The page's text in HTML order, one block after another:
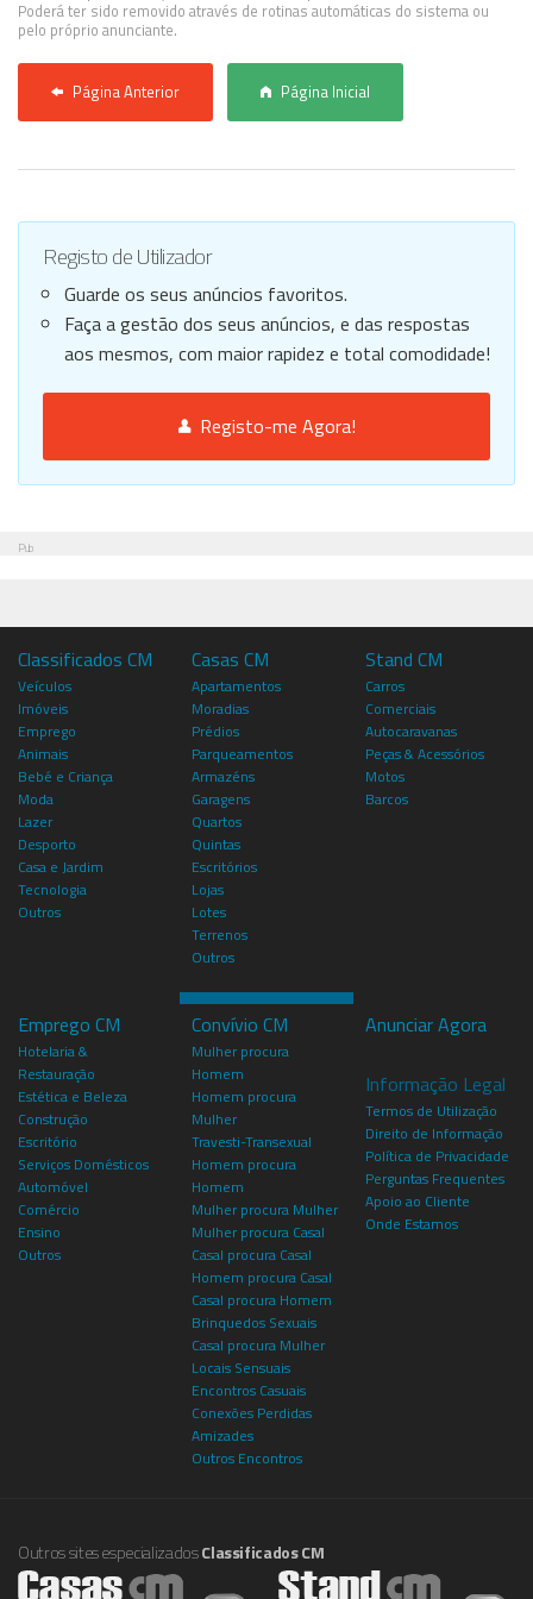
Poderá ter sido removido através de rotinas automáticas do sistema ou
pelo próprio anunciante.
Página Anterior Página Inicial
Registo de Utilizador
Guarde os seus anúncios favoritos.
Faça a gestão dos seus anúncios, e das respostas
aos mesmos, com maior rapidez e total comodidade!
Registo-me Agora!
Pub
Classificados CM
Veículos
Imóveis
Emprego
Animais
Bebé e Criança
Moda
Lazer
Desporto
Casa e Jardim
Tecnologia
Outros
Casas CM
Apartamentos
Moradias
Prédios
Parqueamentos
Armazéns
Garagens
Quartos
Quintas
Escritórios
Lojas
Lotes
Terrenos
Outros
Stand CM
Carros
Comerciais
Autocaravanas
Peças & Acessórios
Motos
Barcos
Emprego CM
Hotelaria &
Restauração
Estética e Beleza
Construção
Escritório
Serviços Domésticos
Automóvel
Comércio
Ensino
Outros
Convívio CM
Mulher procura
Homem
Homem procura
Mulher
Travesti-Transexual
Homem procura
Homem
Mulher procura Mulher
Mulher procura Casal
Casal procura Casal
Homem procura Casal
Casal procura Homem
Brinquedos Sexuais
Casal procura Mulher
Locais Sensuais
Encontros Casuais
Conexões Perdidas
Amizades
Outros Encontros
Anunciar Agora
Informação Legal
Termos de Utilização
Direito de Informação
Política de Privacidade
Perguntas Frequentes
Apoio ao Cliente
Onde Estamos
Outros sites especializadosClassificados CM